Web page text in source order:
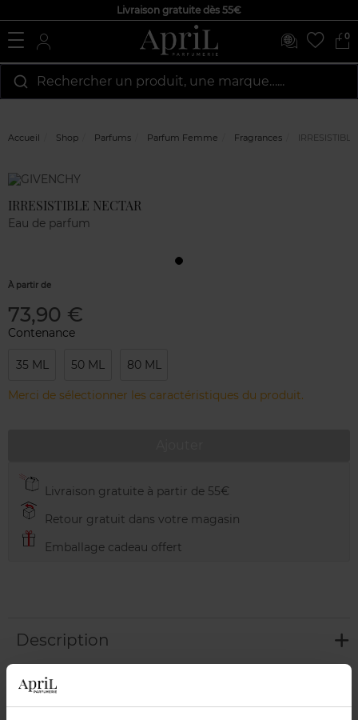
Livraison gratuite dès 55€
0
Rechercher un produit, une marque…...
Accueil Shop Parfums Parfum Femme Fragrances
Marque
IRRESISTIBLE NECTAR
Eau de parfum
À partir de
73,90 €
Contenance
35 ML 50 ML 80 ML
Merci de sélectionner les caractéristiques du produit.
Livraison gratuite à partir de 55€
Retour gratuit dans votre magasin
Emballage cadeau offert
Description
Conseil d'utilisation